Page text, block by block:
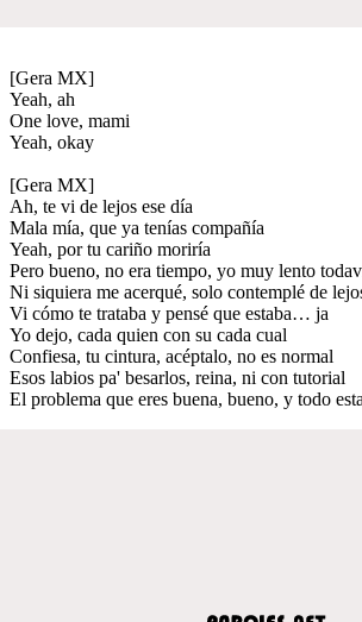
[Gera MX]
Yeah, ah
One love, mami
Yeah, okay
[Gera MX]
Ah, te vi de lejos ese día
Mala mía, que ya tenías compañía
Yeah, por tu cariño moriría
Pero bueno, no era tiempo, yo muy lento
Ni siquiera me acerqué, solo contemplé de
Vi cómo te trataba y pensé que estaba… ja
Yo dejo, cada quien con su cada cual
Confiesa, tu cintura, acéptalo, no es normal
Esos labios pa' besarlos, reina, ni con tutorial
El problema que eres buena, bueno, y todo